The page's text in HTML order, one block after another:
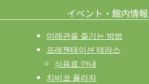
イベント・館内情報
미래관을 즐기는 방법
프레젠테이션 테라스
식음료 안내
치비코 플라자